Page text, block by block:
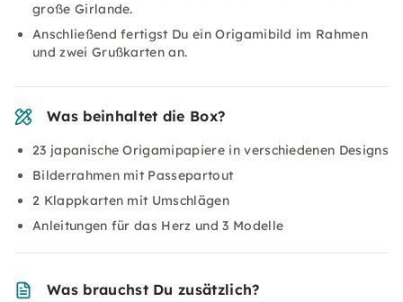
große Girlande.
Anschließend fertigst Du ein Origamibild im Rahmen
und zwei Grußkarten an.
Was beinhaltet die Box?
23 japanische Origamipapiere in verschiedenen Designs
Bilderrahmen mit Passepartout
2 Klappkarten mit Umschlägen
Anleitungen für das Herz und 3 Modelle
Was brauchst Du zusätzlich?